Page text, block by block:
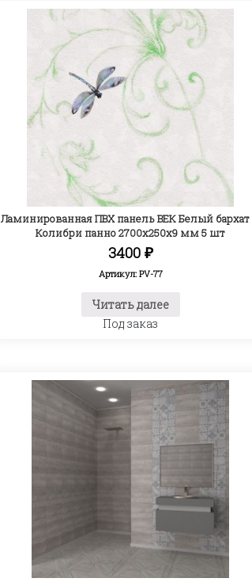
Ламинированная ПВХ панель ВЕК Белый
Колибри панно 2700х250х9 мм 5 шт
3400 ₽
Артикул: PV-77
Читать далее
Под заказ